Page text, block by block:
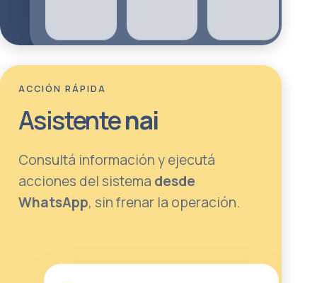
ACCIÓN RÁPIDA
Asistentenai
Consultá información y ejecutá
acciones del sistema desde
WhatsApp, sin frenar la operación.